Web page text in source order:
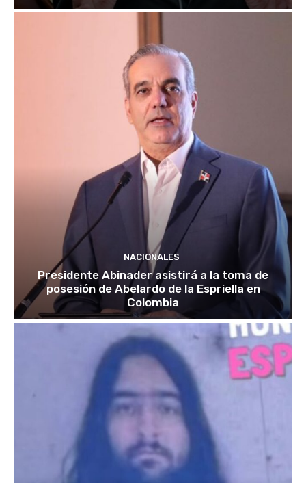
NACIONALES
Presidente Abinader asistirá a la toma de
posesión de Abelardo de la Espriella en
Colombia